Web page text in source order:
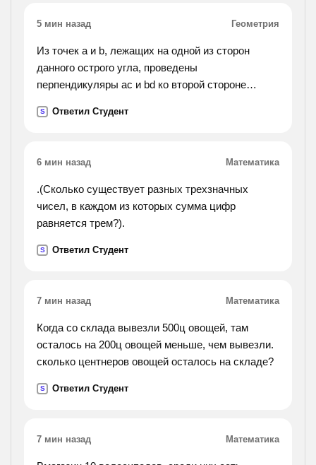
5 мин назад Геометрия
Из точек a и b, лежащих на одной из сторон
данного острого угла, проведены
перпендикуляры ac и bd ко второй стороне
abd, если угол cab=125
S Ответил Студент
6 мин назад Математика
.(Сколько существует разных трехзначных
чисел, в каждом из которых сумма цифр
равняется трем?).
S Ответил Студент
7 мин назад Математика
Когда со склада вывезли 500ц овощей, там
осталось на 200ц овощей меньше, чем вывезли.
сколько центнеров овощей осталось на складе?
S Ответил Студент
7 мин назад Математика